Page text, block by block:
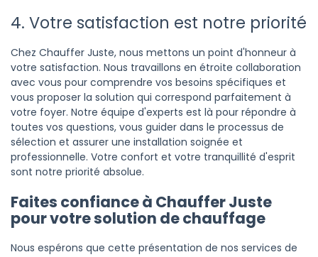
4. Votre satisfaction est notre priorité
Chez Chauffer Juste, nous mettons un point d'honneur à
votre satisfaction. Nous travaillons en étroite collaboration
avec vous pour comprendre vos besoins spécifiques et
vous proposer la solution qui correspond parfaitement à
votre foyer. Notre équipe d'experts est là pour répondre à
toutes vos questions, vous guider dans le processus de
sélection et assurer une installation soignée et
professionnelle. Votre confort et votre tranquillité d'esprit
sont notre priorité absolue.
Faites confiance à Chauffer Juste
pour votre solution de chauffage
Nous espérons que cette présentation de nos services de